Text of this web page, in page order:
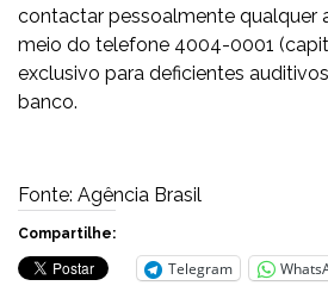
contactar pessoalmente qualquer
meio do telefone 4004-0001
exclusivo para deficientes
banco.
Fonte: Agência Brasil
Compartilhe:
Telegram